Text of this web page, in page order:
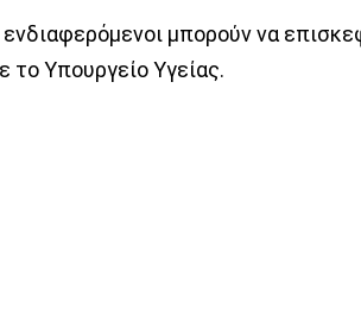
μπορούν να
το Υπουργείο Υγείας.